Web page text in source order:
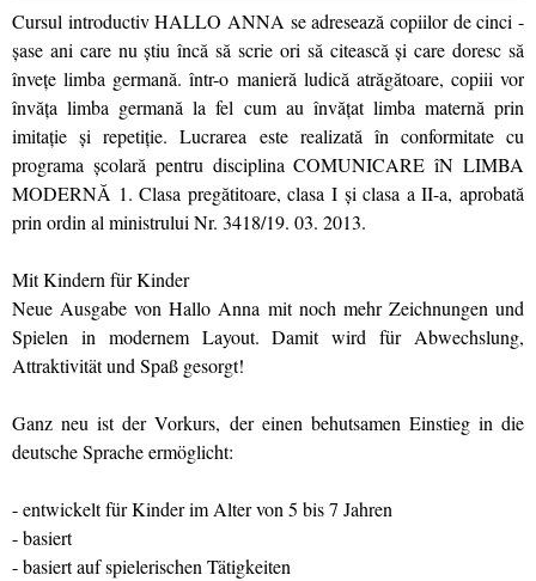
Cursul introductiv HALLO ANNA se adresează copiilor de cinci -
şase ani care nu ştiu încă să scrie ori să citească şi care doresc să
înveţe limba germană. într-o manieră ludică atrăgătoare, copiii vor
învăţa limba germană la fel cum au învăţat limba maternă prin
imitaţie şi repetiţie. Lucrarea este realizată în conformitate cu
programa şcolară pentru disciplina COMUNICARE îN LIMBA
MODERNĂ 1. Clasa pregătitoare, clasa I şi clasa a II-a, aprobată
prin ordin al ministrului Nr. 3418/19. 03. 2013.
Mit Kindern für Kinder
Neue Ausgabe von Hallo Anna mit noch mehr Zeichnungen und
Spielen in modernem Layout. Damit wird für Abwechslung,
Attraktivität und Spaß gesorgt!
Ganz neu ist der Vorkurs, der einen behutsamen Einstieg in die
deutsche Sprache ermöglicht:
- entwickelt für Kinder im Alter von 5 bis 7 Jahren
- basiert
- basiert auf spielerischen Tätigkeiten